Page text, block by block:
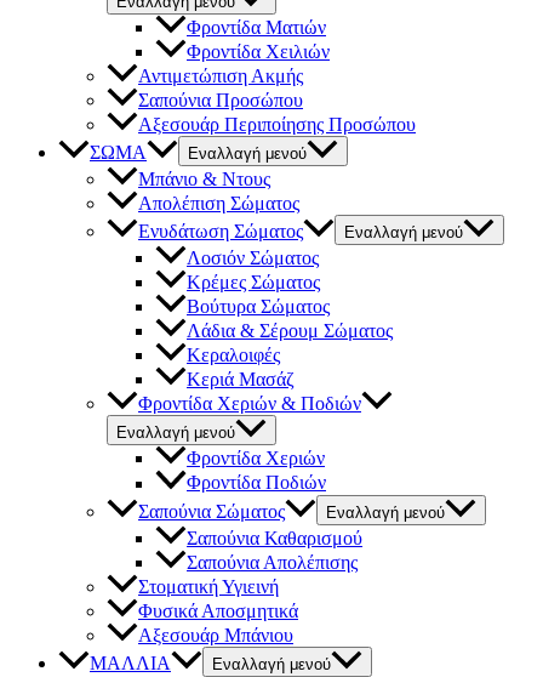
Φροντίδα Ματιών
Φροντίδα Χειλιών
Αντιμετώπιση Ακμής
Σαπούνια Προσώπου
Αξεσουάρ Περιποίησης Προσώπου
ΣΩΜΑ
Εναλλαγή μενού
Μπάνιο & Ντους
Απολέπιση Σώματος
Ενυδάτωση Σώματος
Εναλλαγή μενού
Λοσιόν Σώματος
Κρέμες Σώματος
Βούτυρα Σώματος
Λάδια & Σέρουμ Σώματος
Κεραλοιφές
Κεριά Μασάζ
Φροντίδα Χεριών & Ποδιών
Εναλλαγή μενού
Φροντίδα Χεριών
Φροντίδα Ποδιών
Σαπούνια Σώματος
Εναλλαγή μενού
Σαπούνια Καθαρισμού
Σαπούνια Απολέπισης
Στοματική Υγιεινή
Φυσικά Αποσμητικά
Αξεσουάρ Μπάνιου
ΜΑΛΛΙΑ
Εναλλαγή μενού